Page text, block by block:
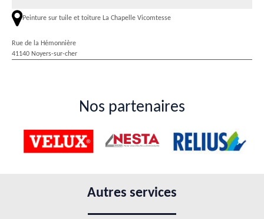
Peinture sur tuile et toiture La Chapelle Vicomtesse
Rue de la Hémonnière
41140 Noyers-sur-cher
Nos partenaires
Autres services